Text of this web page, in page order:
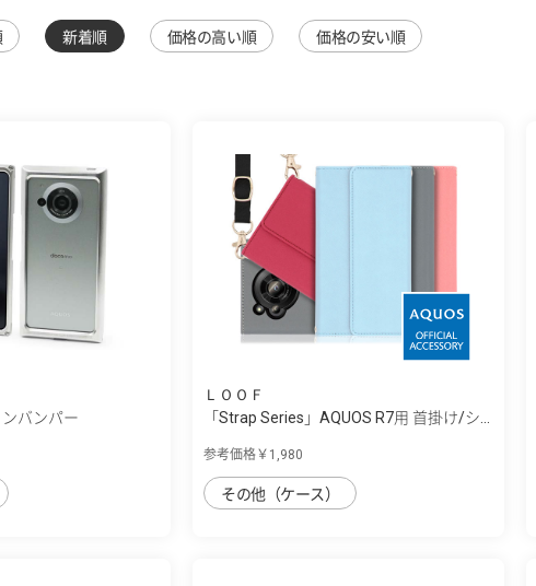
新着順 価格の高い順 価格の安い順
バンパー
ＬＯＯＦ
「Strap Series」AQUOS R7用 首掛け/シ...
参考価格￥1,980
その他（ケース）